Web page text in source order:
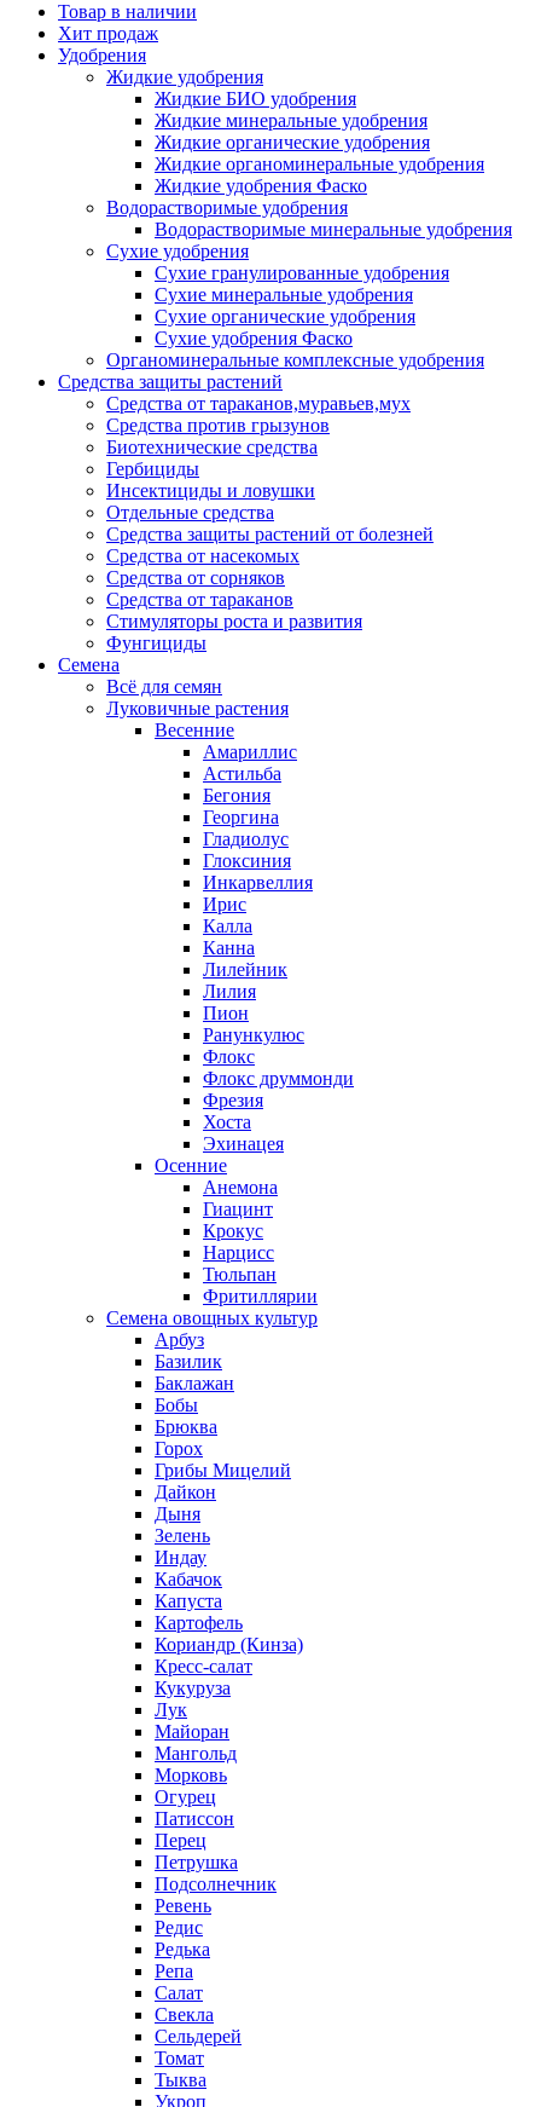
Товар в наличии
Хит продаж
Удобрения
Жидкие удобрения
Жидкие БИО удобрения
Жидкие минеральные удобрения
Жидкие органические удобрения
Жидкие органоминеральные удобрения
Жидкие удобрения Фаско
Водорастворимые удобрения
Водорастворимые минеральные удобрения
Сухие удобрения
Сухие гранулированные удобрения
Сухие минеральные удобрения
Сухие органические удобрения
Сухие удобрения Фаско
Органоминеральные комплексные удобрения
Средства защиты растений
Средства от тараканов,муравьев,мух
Средства против грызунов
Биотехнические средства
Гербициды
Инсектициды и ловушки
Отдельные средства
Средства защиты растений от болезней
Средства от насекомых
Средства от сорняков
Средства от тараканов
Стимуляторы роста и развития
Фунгициды
Семена
Всё для семян
Луковичные растения
Весенние
Амариллис
Астильба
Бегония
Георгина
Гладиолус
Глоксиния
Инкарвеллия
Ирис
Калла
Канна
Лилейник
Лилия
Пион
Ранункулюс
Флокс
Флокс друммонди
Фрезия
Хоста
Эхинацея
Осенние
Анемона
Гиацинт
Крокус
Нарцисс
Тюльпан
Фритиллярии
Семена овощных культур
Арбуз
Базилик
Баклажан
Бобы
Брюква
Горох
Грибы Мицелий
Дайкон
Дыня
Зелень
Индау
Кабачок
Капуста
Картофель
Кориандр (Кинза)
Кресс-салат
Кукуруза
Лук
Майоран
Мангольд
Морковь
Огурец
Патиссон
Перец
Петрушка
Подсолнечник
Ревень
Редис
Редька
Репа
Салат
Свекла
Сельдерей
Томат
Тыква
Укроп